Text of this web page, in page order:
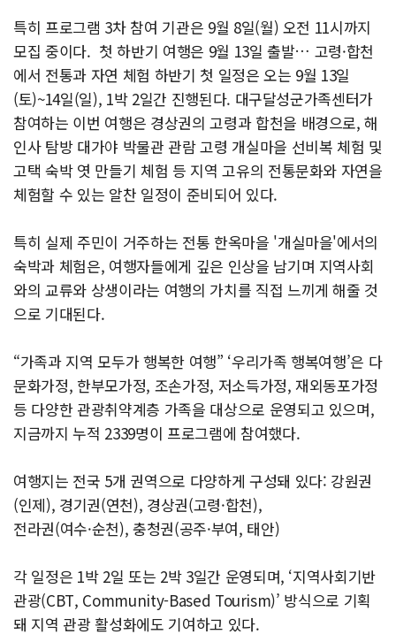
특히 프로그램 3차 참여 기관은 9월 8일(월) 오전 11시까지
모집 중이다. 첫 하반기 여행은 9월 13일 출발… 고령·합천
에서 전통과 자연 체험 하반기 첫 일정은 오는 9월 13일
(토)~14일(일), 1박 2일간 진행된다. 대구달성군가족센터가
참여하는 이번 여행은 경상권의 고령과 합천을 배경으로, 해
인사 탐방 대가야 박물관 관람 고령 개실마을 선비복 체험 및
고택 숙박 엿 만들기 체험 등 지역 고유의 전통문화와 자연을
체험할 수 있는 알찬 일정이 준비되어 있다.
특히 실제 주민이 거주하는 전통 한옥마을 '개실마을'에서의
숙박과 체험은, 여행자들에게 깊은 인상을 남기며 지역사회
와의 교류와 상생이라는 여행의 가치를 직접 느끼게 해줄 것
으로 기대된다.
“가족과 지역 모두가 행복한 여행” ‘우리가족 행복여행’은 다
문화가정, 한부모가정, 조손가정, 저소득가정, 재외동포가정
등 다양한 관광취약계층 가족을 대상으로 운영되고 있으며,
지금까지 누적 2339명이 프로그램에 참여했다.
여행지는 전국 5개 권역으로 다양하게 구성돼 있다: 강원권
(인제), 경기권(연천), 경상권(고령·합천),
전라권(여수·순천), 충청권(공주·부여, 태안)
각 일정은 1박 2일 또는 2박 3일간 운영되며, ‘지역사회기반
관광(CBT, Community-Based Tourism)’ 방식으로 기획
돼 지역 관광 활성화에도 기여하고 있다.